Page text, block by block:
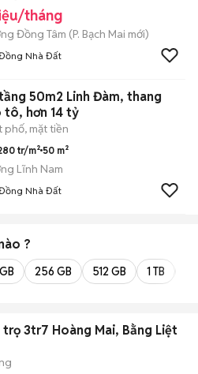
tháng
Đồng Tâm (P. Bạch Mai mới)
Nhà Đất
50m2 Linh Đàm, thang
tô, hơn 14 tỷ
phố, mặt tiền
tr/m² 50 m²
Lĩnh Nam
Nhà Đất
?
256 GB 512 GB 1 TB
trọ 3tr7 Hoàng Mai, Bằng Liệt